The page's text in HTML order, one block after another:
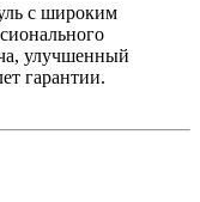
с широким
улучшенный
гарантии.